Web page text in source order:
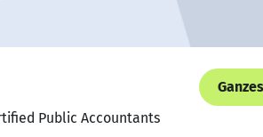
Public Accountants